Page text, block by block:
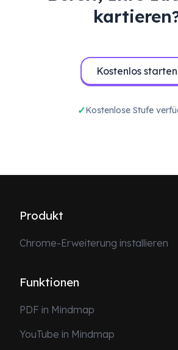
Kostenlos starten
Kostenlose Stufe
Produkt
Chrome-Erweiterung installieren
Funktionen
PDF in Mindmap
YouTube in Mindmap